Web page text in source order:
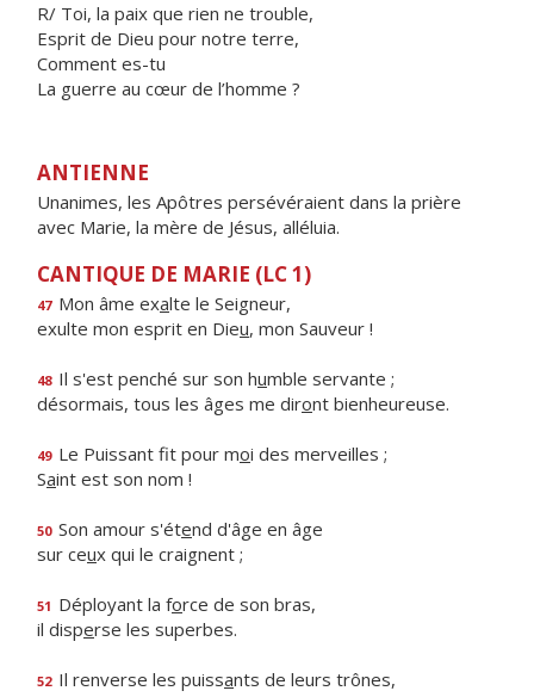
R/ Toi, la paix que rien ne trouble,
Esprit de Dieu pour notre terre,
Comment es-tu
La guerre au cœur de l’homme ?
ANTIENNE
Unanimes, les Apôtres persévéraient dans la prière
avec Marie, la mère de Jésus, alléluia.
CANTIQUE DE MARIE (LC 1)
47 Mon âme exalte le Seigneur,
exulte mon esprit en Dieu, mon Sauveur !
48 Il s'est penché sur son humble servante ;
désormais, tous les âges me diront bienheureuse.
49 Le Puissant fit pour moi des merveilles ;
Saint est son nom !
50 Son amour s'étend d'âge en âge
sur ceux qui le craignent ;
51 Déployant la force de son bras,
il disperse les superbes.
52 Il renverse les puissants de leurs trônes,